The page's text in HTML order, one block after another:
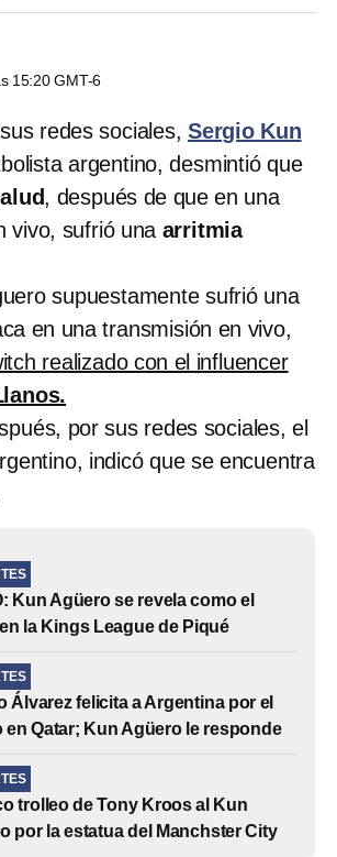
15:20 GMT-6
redes sociales, Sergio Kun
argentino, desmintió que
, después de que en una
vivo, sufrió una arritmia
supuestamente sufrió una
en una transmisión en vivo,
realizado con el influencer
por sus redes sociales, el
indicó que se encuentra
Kun Agüero se revela como el
la Kings League de Piqué
Álvarez felicita a Argentina por el
en Qatar; Kun Agüero le responde
trolleo de Tony Kroos al Kun
por la estatua del Manchster City